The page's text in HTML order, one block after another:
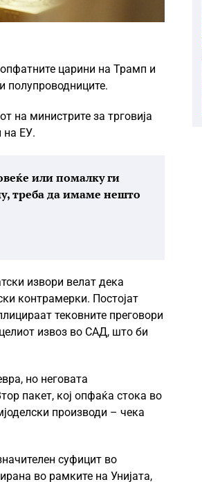
царини на Трамп и
полупроводниците.
на министрите за трговија
на ЕУ.
или помалку ги
треба да имаме нешто
извори велат дека
контрамерки. Постојат
тековните преговори
извоз во САД, што би
но неговата
пакет, кој опфаќа стока во
производи – чека
суфицит во
во рамките на Унијата,